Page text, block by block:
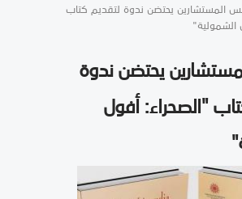
المستشارين يحتضن ندوة لتقديم كتاب
الشمولية"
يحتضن ندوة
"الصحراء: أفول